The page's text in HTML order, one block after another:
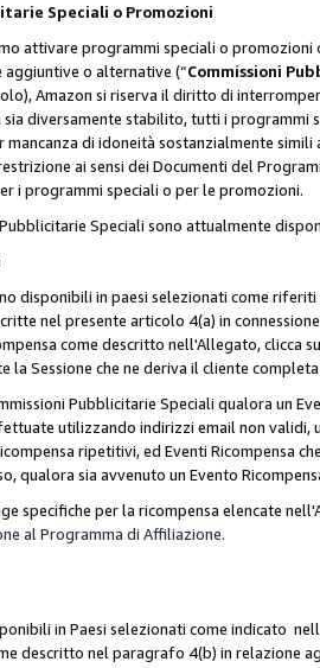
Speciali o Promozioni
attivare programmi speciali o
o alternative (“Commissioni
Amazon si riserva il diritto di
diversamente stabilito, tutti i
mancanza di idoneità sostanzialmente
ai sensi dei Documenti del
i programmi speciali o per le promozioni.
Speciali sono attualmente
disponibili in paesi selezionati come
nel presente articolo 4(a) in
come descritto nell'Allegato, clicca
la Sessione che ne deriva il cliente
Pubblicitarie Speciali qualora un
utilizzando indirizzi email non
ripetitivi, ed Eventi Ricompensa
qualora sia avvenuto un Evento
specifiche per la ricompensa elencate
al Programma di Affiliazione.
in Paesi selezionati come indicato
descritto nel paragrafo 4(b) in relazione